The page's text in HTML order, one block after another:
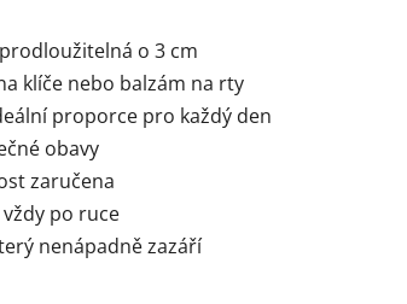
o 3 cm
klíče nebo balzám na rty
proporce pro každý den
obavy
zaručena
po ruce
nenápadně zazáří